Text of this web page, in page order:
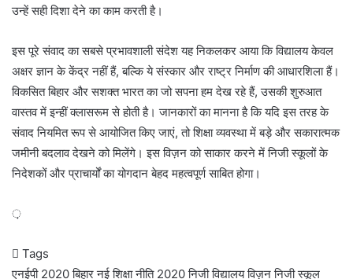
उन्हें सही दिशा देने का काम करती है।
इस पूरे संवाद का सबसे प्रभावशाली संदेश यह निकलकर आया कि विद्यालय केवल
अक्षर ज्ञान के केंद्र नहीं हैं, बल्कि ये संस्कार और राष्ट्र निर्माण की आधारशिला हैं।
विकसित बिहार और सशक्त भारत का जो सपना हम देख रहे हैं, उसकी शुरुआत
वास्तव में इन्हीं क्लासरूम से होती है। जानकारों का मानना है कि यदि इस तरह के
संवाद नियमित रूप से आयोजित किए जाएं, तो शिक्षा व्यवस्था में बड़े और सकारात्मक
जमीनी बदलाव देखने को मिलेंगे। इस विज़न को साकार करने में निजी स्कूलों के
निदेशकों और प्राचार्यों का योगदान बेहद महत्वपूर्ण साबित होगा।
़
Tags
एनईपी 2020 बिहार नई शिक्षा नीति 2020 निजी विद्यालय विज़न निजी स्कूल